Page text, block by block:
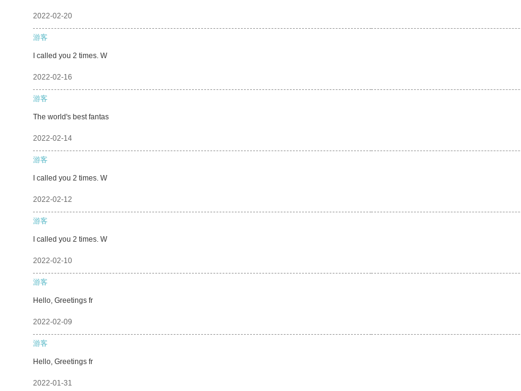
2022-02-20
游客
I called you 2 times. W
2022-02-16
游客
The world's best fantas
2022-02-14
游客
I called you 2 times. W
2022-02-12
游客
I called you 2 times. W
2022-02-10
游客
Hello, Greetings fr
2022-02-09
游客
Hello, Greetings fr
2022-01-31